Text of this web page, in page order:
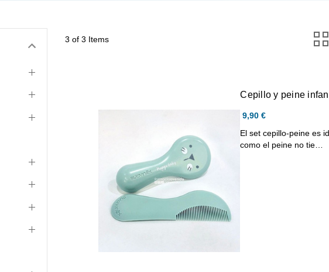
3 of 3 Items
Cepillo y peine
9,90 €
El set cepillo-peine es
como el peine no tie…